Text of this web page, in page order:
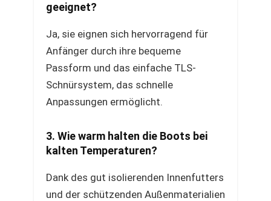
geeignet?
Ja, sie eignen sich hervorragend für
Anfänger durch ihre bequeme
Passform und das einfache TLS-
Schnürsystem, das schnelle
Anpassungen ermöglicht.
3. Wie warm halten die Boots bei
kalten Temperaturen?
Dank des gut isolierenden Innenfutters
und der schützenden Außenmaterialien